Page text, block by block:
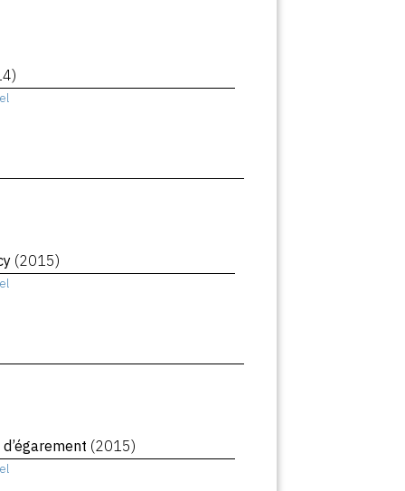
(2015)
(2015)